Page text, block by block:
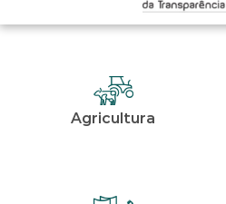
Agricultura